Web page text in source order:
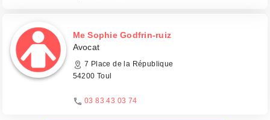
Me Sophie Godfrin-ruiz
Avocat
7 Place de la République
54200 Toul
03 83 43 03 74